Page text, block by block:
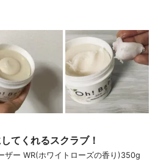
てくれるスクラブ！
ザー WR(ホワイトローズの香り)350g